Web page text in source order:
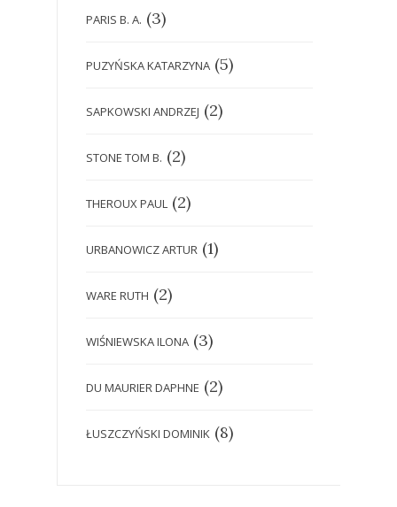
PARIS B. A. (3)
PUZYŃSKA KATARZYNA (5)
SAPKOWSKI ANDRZEJ (2)
STONE TOM B. (2)
THEROUX PAUL (2)
URBANOWICZ ARTUR (1)
WARE RUTH (2)
WIŚNIEWSKA ILONA (3)
DU MAURIER DAPHNE (2)
ŁUSZCZYŃSKI DOMINIK (8)